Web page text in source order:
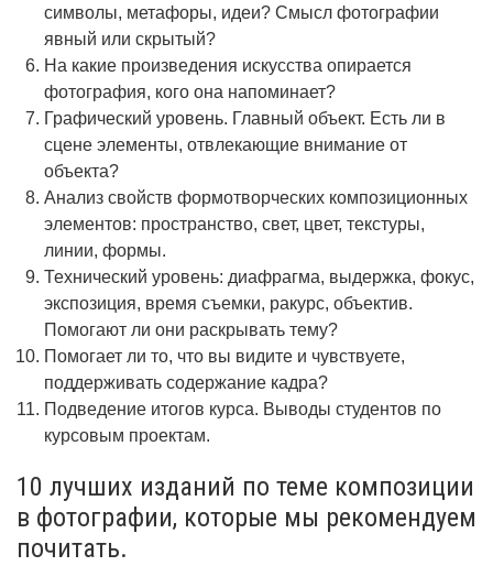
символы, метафоры, идеи? Смысл фотографии
явный или скрытый?
На какие произведения искусства опирается
фотография, кого она напоминает?
Графический уровень. Главный объект. Есть ли в
сцене элементы, отвлекающие внимание от
объекта?
Анализ свойств формотворческих композиционных
элементов: пространство, свет, цвет, текстуры,
линии, формы.
Технический уровень: диафрагма, выдержка, фокус,
экспозиция, время съемки, ракурс, объектив.
Помогают ли они раскрывать тему?
Помогает ли то, что вы видите и чувствуете,
поддерживать содержание кадра?
Подведение итогов курса. Выводы студентов по
курсовым проектам.
10 лучших изданий по теме композиции
в фотографии, которые мы рекомендуем
почитать.